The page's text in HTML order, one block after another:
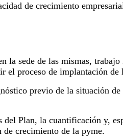
de crecimiento
la sede de las mismas,
proceso de implantación
previo de la situación
Plan, la cuantificación y,
de crecimiento de la pyme.